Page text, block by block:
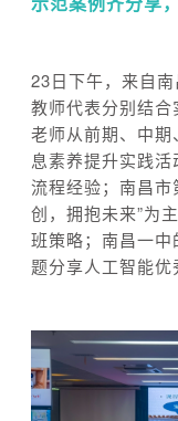
23日下午，来自
教师代表分别结
老师从前期、中
息素养提升实践
流程经验；南昌
创，拥抱未来”为
班策略；南昌一
题分享人工智能优